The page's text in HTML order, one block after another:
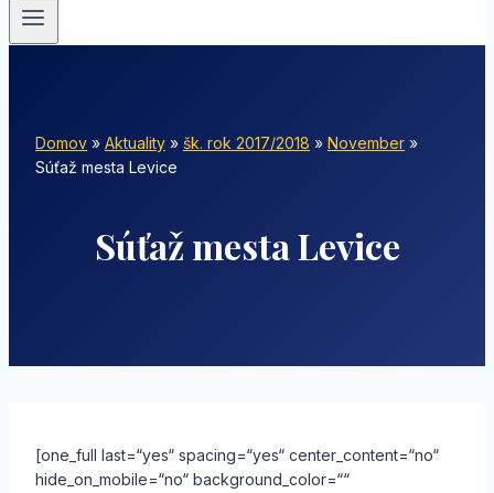
Domov » Aktuality » šk. rok 2017/2018 » November »
Súťaž mesta Levice
Súťaž mesta Levice
[one_full last=“yes“ spacing=“yes“ center_content=“no“
hide_on_mobile=“no“ background_color=““